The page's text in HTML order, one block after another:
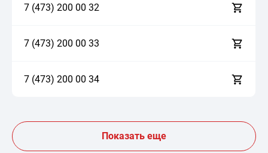
7 (473) 200 00 32
7 (473) 200 00 33
7 (473) 200 00 34
Показать еще